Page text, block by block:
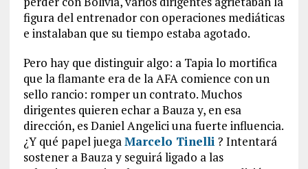
figura del entrenador con operaciones mediáticas
e instalaban que su tiempo estaba agotado.
Pero hay que distinguir algo: a Tapia lo mortifica
que la flamante era de la AFA comience con un
sello rancio: romper un contrato. Muchos
dirigentes quieren echar a Bauza y, en esa
dirección, es Daniel Angelici una fuerte influencia.
¿Y qué papel juegaMarcelo Tinelli ? Intentará
sostener a Bauza y seguirá ligado a las